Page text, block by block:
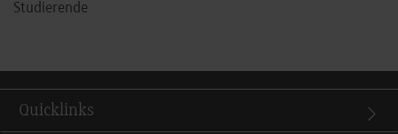
Studierende
Quicklinks